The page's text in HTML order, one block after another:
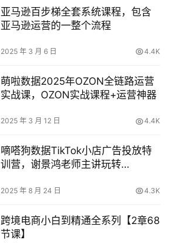
亚马逊百步梯全套系统课程，包含
亚马逊运营的一整个流程
2025 年 3 月 6 日 4.4K
萌啦数据2025年OZON全链路运营
实战课，OZON实战课程+运营神器
2025 年 3 月 12 日 4.4K
嘀嗒狗数据TikTok小店广告投放特
训营，谢景鸿老师主讲玩转
场全覆盖 🌍
2025 年 8 月 24 日 4.3K
跨境电商小白到精通全系列【2章68
节课】